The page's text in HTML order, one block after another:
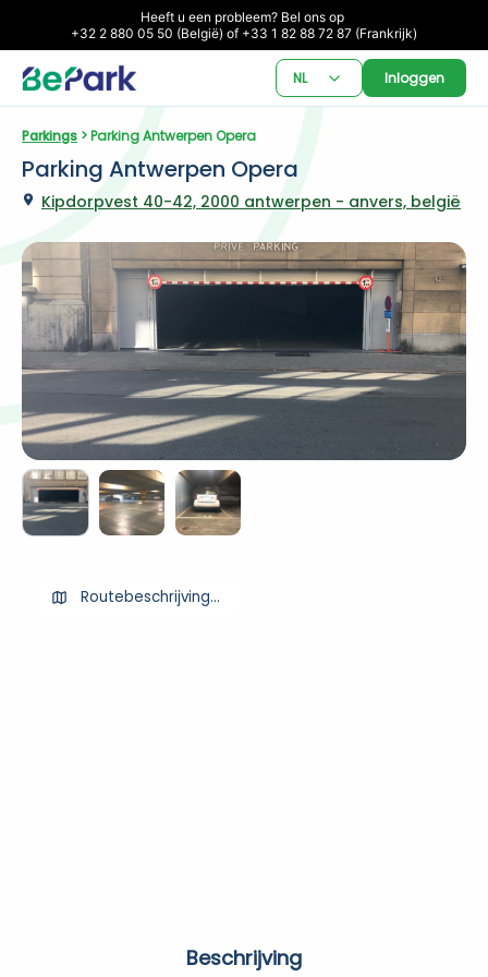
Heeft u een probleem? Bel ons op
+32 2 880 05 50 (België) of +33 1 82 88 72 87 (Frankrijk)
NL Inloggen
Parkings > Parking Antwerpen Opera
Parking Antwerpen Opera
Kipdorpvest 40-42, 2000 antwerpen - anvers, belgië
Routebeschrijving ophalen
Beschrijving